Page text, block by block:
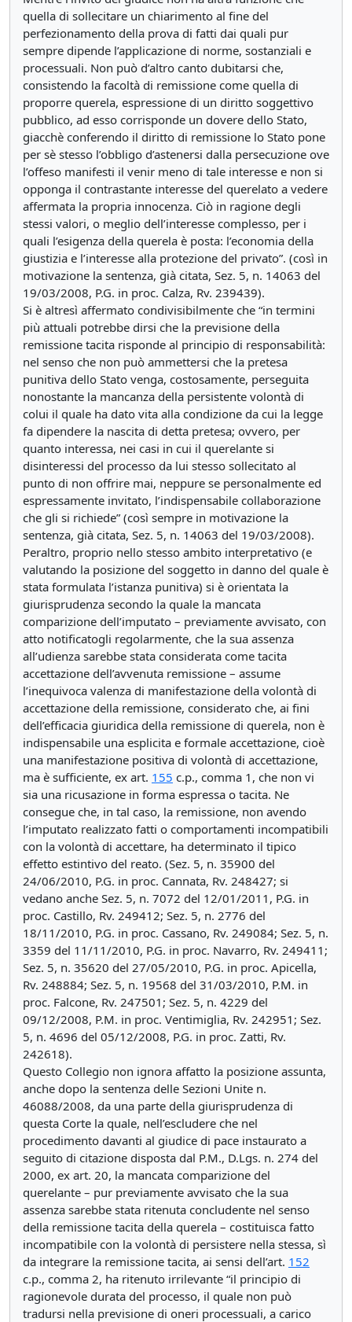
quella di sollecitare un chiarimento al fine del
perfezionamento della prova di fatti dai quali pur
sempre dipende l’applicazione di norme, sostanziali e
processuali. Non può d’altro canto dubitarsi che,
consistendo la facoltà di remissione come quella di
proporre querela, espressione di un diritto soggettivo
pubblico, ad esso corrisponde un dovere dello Stato,
giacchè conferendo il diritto di remissione lo Stato pone
per sè stesso l’obbligo d’astenersi dalla persecuzione ove
l’offeso manifesti il venir meno di tale interesse e non si
opponga il contrastante interesse del querelato a vedere
affermata la propria innocenza. Ciò in ragione degli
stessi valori, o meglio dell’interesse complesso, per i
quali l’esigenza della querela è posta: l’economia della
giustizia e l’interesse alla protezione del privato”. (così in
motivazione la sentenza, già citata, Sez. 5, n. 14063 del
19/03/2008, P.G. in proc. Calza, Rv. 239439).
Si è altresì affermato condivisibilmente che “in termini
più attuali potrebbe dirsi che la previsione della
remissione tacita risponde al principio di responsabilità:
nel senso che non può ammettersi che la pretesa
punitiva dello Stato venga, costosamente, perseguita
nonostante la mancanza della persistente volontà di
colui il quale ha dato vita alla condizione da cui la legge
fa dipendere la nascita di detta pretesa; ovvero, per
quanto interessa, nei casi in cui il querelante si
disinteressi del processo da lui stesso sollecitato al
punto di non offrire mai, neppure se personalmente ed
espressamente invitato, l’indispensabile collaborazione
che gli si richiede” (così sempre in motivazione la
sentenza, già citata, Sez. 5, n. 14063 del 19/03/2008).
Peraltro, proprio nello stesso ambito interpretativo (e
valutando la posizione del soggetto in danno del quale è
stata formulata l’istanza punitiva) si è orientata la
giurisprudenza secondo la quale la mancata
comparizione dell’imputato – previamente avvisato, con
atto notificatogli regolarmente, che la sua assenza
all’udienza sarebbe stata considerata come tacita
accettazione dell’avvenuta remissione – assume
l’inequivoca valenza di manifestazione della volontà di
accettazione della remissione, considerato che, ai fini
dell’efficacia giuridica della remissione di querela, non è
indispensabile una esplicita e formale accettazione, cioè
una manifestazione positiva di volontà di accettazione,
ma è sufficiente, ex art. 155 c.p., comma 1, che non vi
sia una ricusazione in forma espressa o tacita. Ne
consegue che, in tal caso, la remissione, non avendo
l’imputato realizzato fatti o comportamenti incompatibili
con la volontà di accettare, ha determinato il tipico
effetto estintivo del reato. (Sez. 5, n. 35900 del
24/06/2010, P.G. in proc. Cannata, Rv. 248427; si
vedano anche Sez. 5, n. 7072 del 12/01/2011, P.G. in
proc. Castillo, Rv. 249412; Sez. 5, n. 2776 del
18/11/2010, P.G. in proc. Cassano, Rv. 249084; Sez. 5, n.
3359 del 11/11/2010, P.G. in proc. Navarro, Rv. 249411;
Sez. 5, n. 35620 del 27/05/2010, P.G. in proc. Apicella,
Rv. 248884; Sez. 5, n. 19568 del 31/03/2010, P.M. in
proc. Falcone, Rv. 247501; Sez. 5, n. 4229 del
09/12/2008, P.M. in proc. Ventimiglia, Rv. 242951; Sez.
5, n. 4696 del 05/12/2008, P.G. in proc. Zatti, Rv.
242618).
Questo Collegio non ignora affatto la posizione assunta,
anche dopo la sentenza delle Sezioni Unite n.
46088/2008, da una parte della giurisprudenza di
questa Corte la quale, nell’escludere che nel
procedimento davanti al giudice di pace instaurato a
seguito di citazione disposta dal P.M., D.Lgs. n. 274 del
2000, ex art. 20, la mancata comparizione del
querelante – pur previamente avvisato che la sua
assenza sarebbe stata ritenuta concludente nel senso
della remissione tacita della querela – costituisca fatto
incompatibile con la volontà di persistere nella stessa, sì
da integrare la remissione tacita, ai sensi dell’art. 152
c.p., comma 2, ha ritenuto irrilevante “il principio di
ragionevole durata del processo, il quale non può
tradursi nella previsione di oneri processuali, a carico